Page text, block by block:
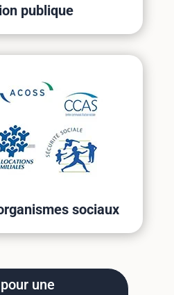
publique
sociaux
une